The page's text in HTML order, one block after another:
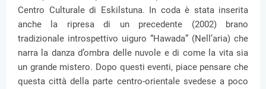
Centro Culturale di Eskilstuna. In coda è stata inserita
anche la ripresa di un precedente (2002) brano
tradizionale introspettivo uiguro “Hawada” (Nell’aria) che
narra la danza d’ombra delle nuvole e di come la vita sia
un grande mistero. Dopo questi eventi, piace pensare che
questa città della parte centro-orientale svedese a poco